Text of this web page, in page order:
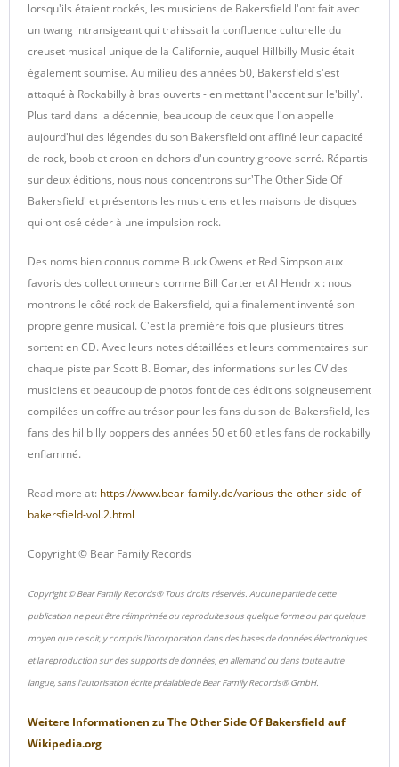
lorsqu'ils étaient rockés, les musiciens de Bakersfield l'ont fait avec
un twang intransigeant qui trahissait la confluence culturelle du
creuset musical unique de la Californie, auquel Hillbilly Music était
également soumise. Au milieu des années 50, Bakersfield s'est
attaqué à Rockabilly à bras ouverts - en mettant l'accent sur le'billy'.
Plus tard dans la décennie, beaucoup de ceux que l'on appelle
aujourd'hui des légendes du son Bakersfield ont affiné leur capacité
de rock, boob et croon en dehors d'un country groove serré. Répartis
sur deux éditions, nous nous concentrons sur'The Other Side Of
Bakersfield' et présentons les musiciens et les maisons de disques
qui ont osé céder à une impulsion rock.
Des noms bien connus comme Buck Owens et Red Simpson aux
favoris des collectionneurs comme Bill Carter et Al Hendrix : nous
montrons le côté rock de Bakersfield, qui a finalement inventé son
propre genre musical. C'est la première fois que plusieurs titres
sortent en CD. Avec leurs notes détaillées et leurs commentaires sur
chaque piste par Scott B. Bomar, des informations sur les CV des
musiciens et beaucoup de photos font de ces éditions soigneusement
compilées un coffre au trésor pour les fans du son de Bakersfield, les
fans des hillbilly boppers des années 50 et 60 et les fans de rockabilly
enflammé.
Read more at: https://www.bear-family.de/various-the-other-side-of-
bakersfield-vol.2.html
Copyright © Bear Family Records
Copyright © Bear Family Records® Tous droits réservés. Aucune partie de cette
publication ne peut être réimprimée ou reproduite sous quelque forme ou par quelque
moyen que ce soit, y compris l'incorporation dans des bases de données électroniques
et la reproduction sur des supports de données, en allemand ou dans toute autre
langue, sans l'autorisation écrite préalable de Bear Family Records® GmbH.
Weitere Informationen zu The Other Side Of Bakersfield auf
Wikipedia.org